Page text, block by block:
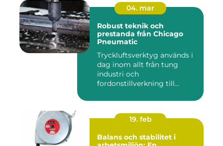
04. mar
Robust teknik och
prestanda från Chicago
Pneumatic
Tryckluftsverktyg används i
dag inom allt från tung
industri och
fordonstillverkning till...
19. feb
Balans och stabilitet i